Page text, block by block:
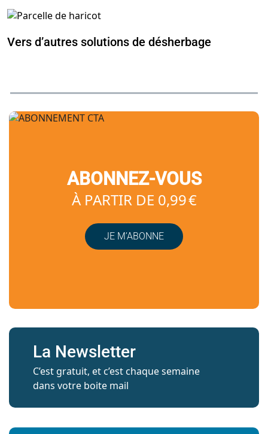
Vers d’autres solutions de désherbage
ABONNEZ-VOUS
À PARTIR DE 0,99 €
JE M’ABONNE
La Newsletter
C’est gratuit, et c’est chaque semaine
dans votre boite mail